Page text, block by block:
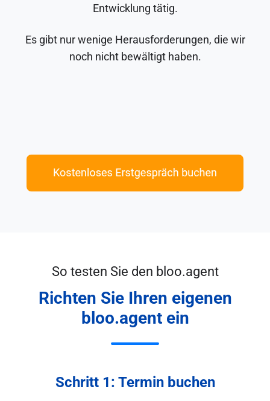
Entwicklung tätig.
Es gibt nur wenige Herausforderungen, die wir
noch nicht bewältigt haben.
So testen Sie den bloo.agent
Richten Sie Ihren eigenen
bloo.agent ein
Schritt 1: Termin buchen